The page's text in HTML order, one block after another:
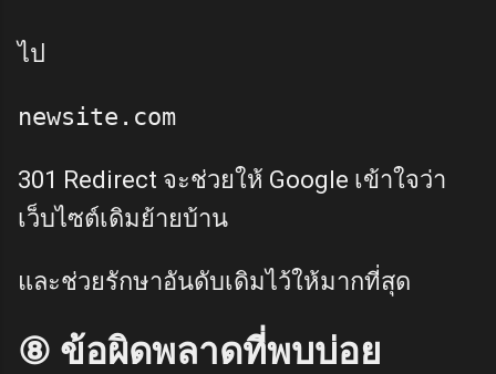
ไป
301 Redirect จะช่วยให้ Google เข้าใจว่า
เว็บไซต์เดิมย้ายบ้าน
และช่วยรักษาอันดับเดิมไว้ให้มากที่สุด
⑧ ข้อผิดพลาดที่พบบ่อย